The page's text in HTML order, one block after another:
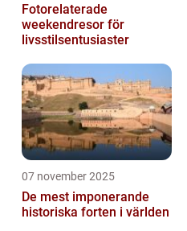
Fotorelaterade
weekendresor för
livsstilsentusiaster
07 november 2025
De mest imponerande
historiska forten i världen